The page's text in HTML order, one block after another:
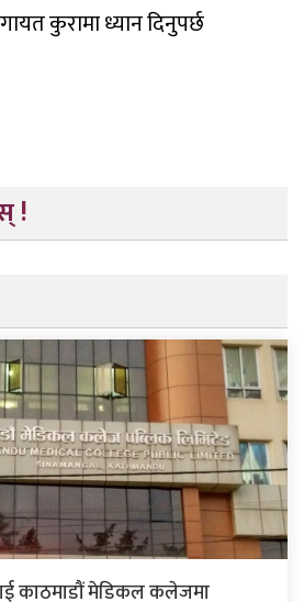
कुरामा ध्यान दिनुपर्छ
!
काठमाडौं मेडिकल कलेजमा